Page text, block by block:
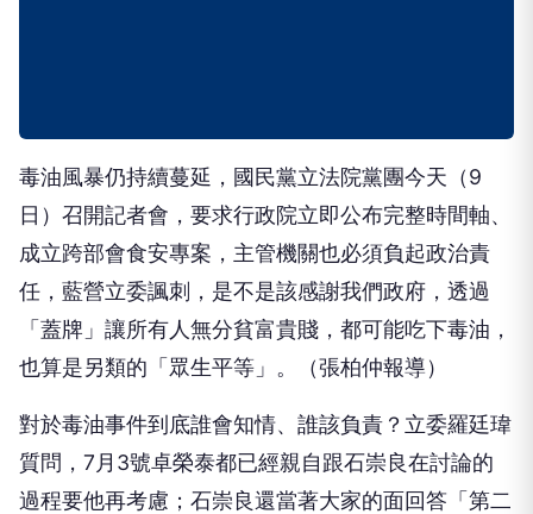
毒油風暴仍持續蔓延，國民黨立法院黨團今天（9
日）召開記者會，要求行政院立即公布完整時間軸、
成立跨部會食安專案，主管機關也必須負起政治責
任，藍營立委諷刺，是不是該感謝我們政府，透過
「蓋牌」讓所有人無分貧富貴賤，都可能吃下毒油，
也算是另類的「眾生平等」。（張柏仲報導）
對於毒油事件到底誰會知情、誰該負責？立委羅廷瑋
質問，7月3號卓榮泰都已經親自跟石崇良在討論的
過程要他再考慮；石崇良還當著大家的面回答「第二